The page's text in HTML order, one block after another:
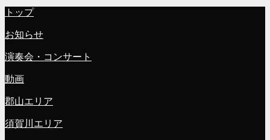
トップ
お知らせ
演奏会・コンサート
動画
郡山エリア
須賀川エリア